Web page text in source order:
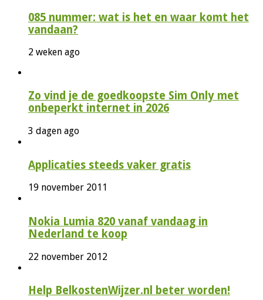
085 nummer: wat is het en waar komt het
vandaan?
2 weken ago
Zo vind je de goedkoopste Sim Only met
onbeperkt internet in 2026
3 dagen ago
Applicaties steeds vaker gratis
19 november 2011
Nokia Lumia 820 vanaf vandaag in
Nederland te koop
22 november 2012
Help BelkostenWijzer.nl beter worden!